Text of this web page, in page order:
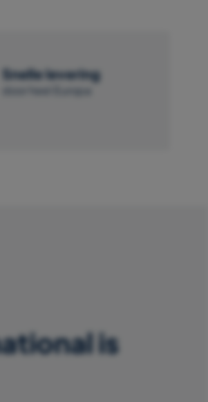
Snelle levering
door heel Europa
is